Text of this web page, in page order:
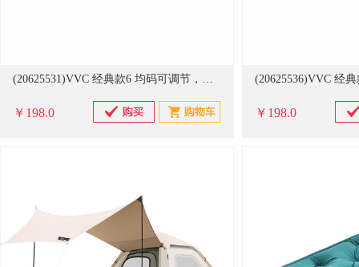
(20625531)VVC 经典款6 均码可调节，帽檐15.5cm 防晒帽青春款 薄荷绿(单位：顶)
￥198.0 ￥198.0